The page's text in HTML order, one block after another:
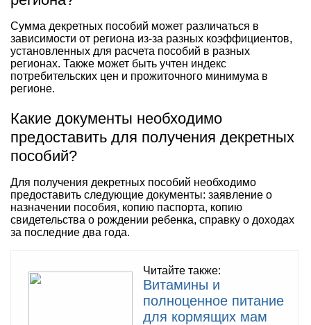
Сумма декретных пособий может различаться в
зависимости от региона из-за разных коэффициентов,
установленных для расчета пособий в разных
регионах. Также может быть учтен индекс
потребительских цен и прожиточного минимума в
регионе.
Какие документы необходимо
предоставить для получения декретных
пособий?
Для получения декретных пособий необходимо
предоставить следующие документы: заявление о
назначении пособия, копию паспорта, копию
свидетельства о рождении ребенка, справку о доходах
за последние два года.
Читайте также:
Витамины и
полноценное питание
для кормящих мам